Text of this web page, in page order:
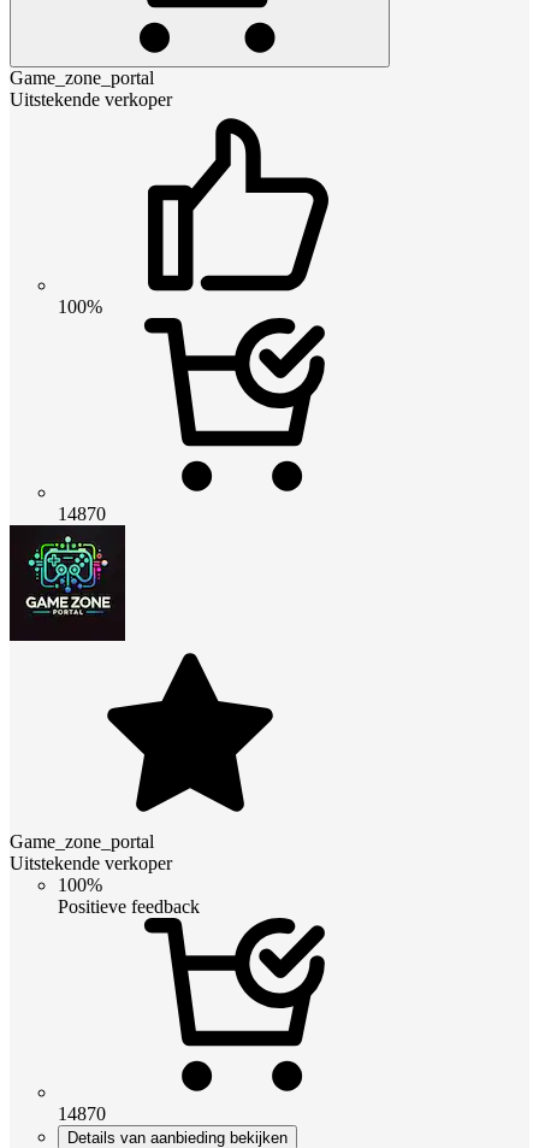
Game_zone_portal
Uitstekende verkoper
100%
14870
Game_zone_portal
Uitstekende verkoper
100%
Positieve feedback
14870
Details van aanbieding bekijken